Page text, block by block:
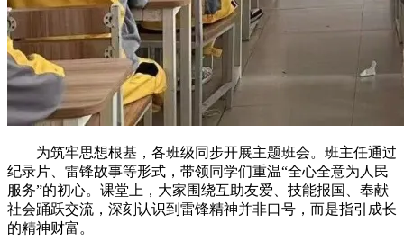
为筑牢思想根基，各班级同步开展主题班会。班主任通过
纪录片、雷锋故事等形式，带领同学们重温“全心全意为人民
服务”的初心。课堂上，大家围绕互助友爱、技能报国、奉献
社会踊跃交流，深刻认识到雷锋精神并非口号，而是指引成长
的精神财富。